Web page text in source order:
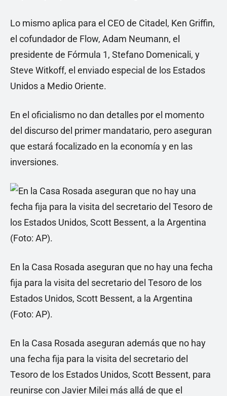
Lo mismo aplica para el CEO de Citadel, Ken Griffin,
el cofundador de Flow, Adam Neumann, el
presidente de Fórmula 1, Stefano Domenicali, y
Steve Witkoff, el enviado especial de los Estados
Unidos a Medio Oriente.
En el oficialismo no dan detalles por el momento
del discurso del primer mandatario, pero aseguran
que estará focalizado en la economía y en las
inversiones.
En la Casa Rosada aseguran que no hay una fecha
fija para la visita del secretario del Tesoro de los
Estados Unidos, Scott Bessent, a la Argentina
(Foto: AP).
En la Casa Rosada aseguran además que no hay
una fecha fija para la visita del secretario del
Tesoro de los Estados Unidos, Scott Bessent, para
reunirse con Javier Milei más allá de que el